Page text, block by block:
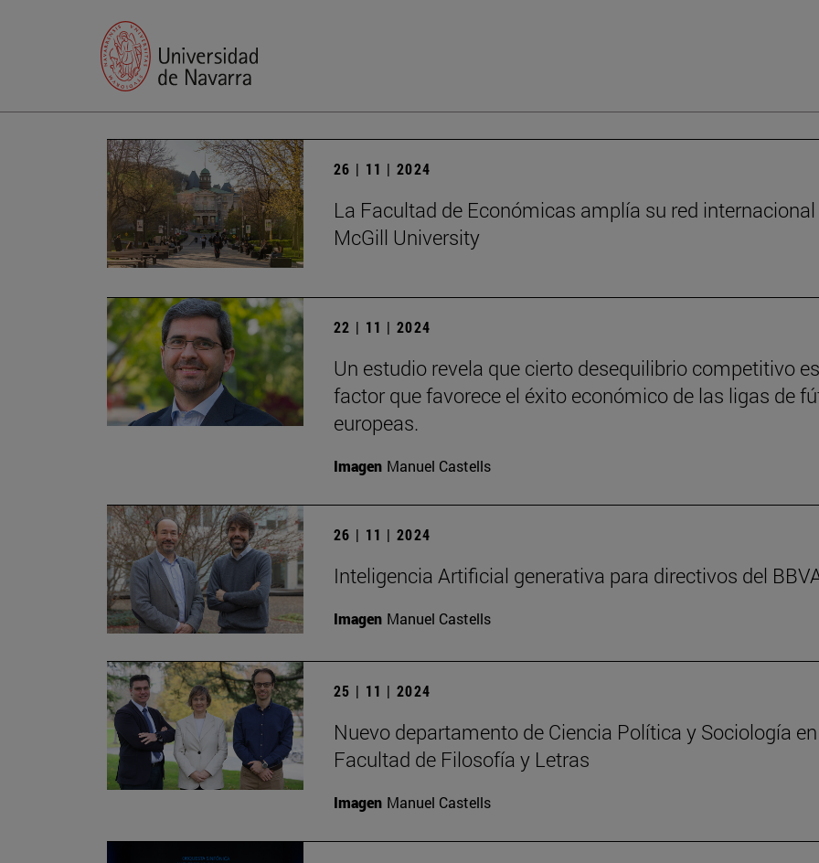
26 | 11 | 2024
La Facultad de Económicas amplía su red
McGill University
22 | 11 | 2024
Un estudio revela que cierto desequilibrio competitivo
factor que favorece el éxito económico de las ligas de
europeas.
Imagen Manuel Castells
26 | 11 | 2024
Inteligencia Artificial generativa para directivos del
Imagen Manuel Castells
25 | 11 | 2024
Nuevo departamento de Ciencia Política y Sociología
Facultad de Filosofía y Letras
Imagen Manuel Castells